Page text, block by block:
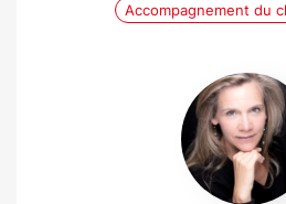
Accompagnement du
Allisy